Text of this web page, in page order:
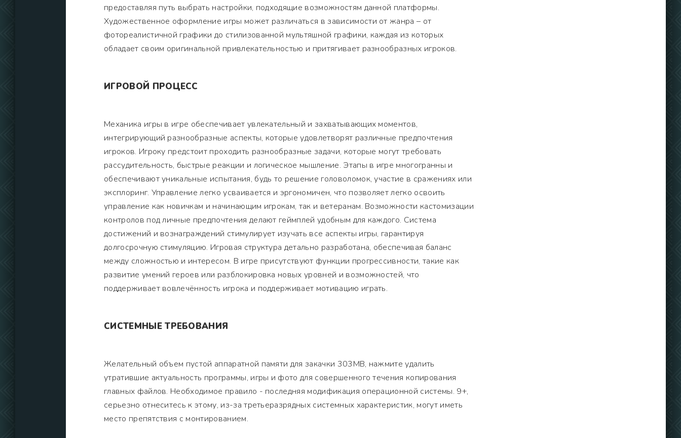
предоставляя путь выбрать настройки, подходящие возможностям данной платформы.
Художественное оформление игры может различаться в зависимости от жанра – от
фотореалистичной графики до стилизованной мультяшной графики, каждая из которых
обладает своим оригинальной привлекательностью и притягивает разнообразных игроков.
ИГРОВОЙ ПРОЦЕСС
Механика игры в игре обеспечивает увлекательный и захватывающих моментов,
интегрирующий разнообразные аспекты, которые удовлетворят различные предпочтения
игроков. Игроку предстоит проходить разнообразные задачи, которые могут требовать
рассудительность, быстрые реакции и логическое мышление. Этапы в игре многогранны и
обеспечивают уникальные испытания, будь то решение головоломок, участие в сражениях или
эксплоринг. Управление легко усваивается и эргономичен, что позволяет легко освоить
управление как новичкам и начинающим игрокам, так и ветеранам. Возможности кастомизации
контролов под личные предпочтения делают геймплей удобным для каждого. Система
достижений и вознаграждений стимулирует изучать все аспекты игры, гарантируя
долгосрочную стимуляцию. Игровая структура детально разработана, обеспечивая баланс
между сложностью и интересом. В игре присутствуют функции прогрессивности, такие как
развитие умений героев или разблокировка новых уровней и возможностей, что
поддерживает вовлечённость игрока и поддерживает мотивацию играть.
СИСТЕМНЫЕ ТРЕБОВАНИЯ
Желательный объем пустой аппаратной памяти для закачки 303MB, нажмите удалить
утратившие актуальность программы, игры и фото для совершенного течения копирования
главных файлов. Необходимое правило - последняя модификация операционной системы. 9+,
серьезно отнеситесь к этому, из-за третьеразрядных системных характеристик, могут иметь
место препятствия с монтированием.